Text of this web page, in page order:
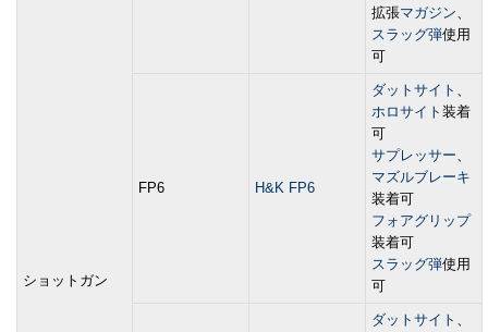
ショットガン
拡張マガジン、
スラッグ弾使用
可
FP6 H&K FP6
ダットサイト 、
ホロサイト 装着
可
サプレッサー、
マズルブレーキ
装着可
フォアグリップ
装着可
スラッグ弾使用
可
ダットサイト 、